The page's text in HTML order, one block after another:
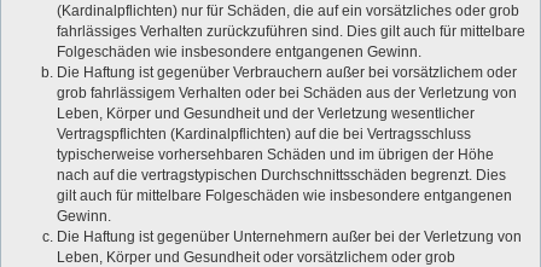
(Kardinalpflichten) nur für Schäden, die auf ein vorsätzliches oder grob
fahrlässiges Verhalten zurückzuführen sind. Dies gilt auch für mittelbare
Folgeschäden wie insbesondere entgangenen Gewinn.
Die Haftung ist gegenüber Verbrauchern außer bei vorsätzlichem oder
grob fahrlässigem Verhalten oder bei Schäden aus der Verletzung von
Leben, Körper und Gesundheit und der Verletzung wesentlicher
Vertragspflichten (Kardinalpflichten) auf die bei Vertragsschluss
typischerweise vorhersehbaren Schäden und im übrigen der Höhe
nach auf die vertragstypischen Durchschnittsschäden begrenzt. Dies
gilt auch für mittelbare Folgeschäden wie insbesondere entgangenen
Gewinn.
Die Haftung ist gegenüber Unternehmern außer bei der Verletzung von
Leben, Körper und Gesundheit oder vorsätzlichem oder grob